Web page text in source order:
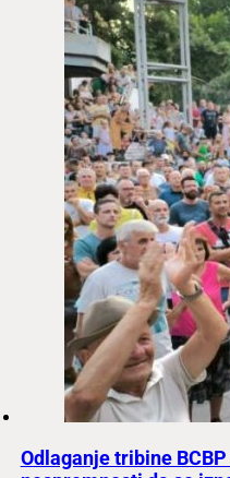
Odlaganje tribine